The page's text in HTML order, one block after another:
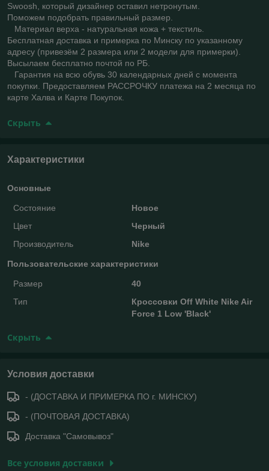
Swoosh, который дизайнер оставил нетронутым.
Поможем подобрать правильный размер.
Материал верха - натуральная кожа + текстиль.
Бесплатная доставка и примерка по Минску по указанному
адресу (привезём 2 размера или 2 модели для примерки).
Высылаем бесплатно почтой по РБ.
Гарантия на всю обувь 30 календарных дней с момента
покупки. Предоставляем РАССРОЧКУ платежа на 2 месяца по
карте Халва и Карте Покупок.
Скрыть
Характеристики
Основные
Состояние
Новое
Цвет
Черный
Производитель
Nike
Пользовательские характеристики
Размер
40
Тип
Кроссовки Off White Nike Air
Force 1 Low 'Black'
Скрыть
Условия доставки
- (ДОСТАВКА И ПРИМЕРКА ПО г. МИНСКУ)
- (ПОЧТОВАЯ ДОСТАВКА)
Доставка "Самовывоз"
Все условия доставки